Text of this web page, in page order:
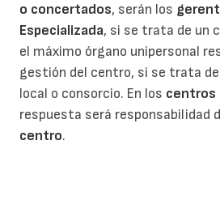
o concertados, serán los
Especializada, si se trata de un
el máximo órgano unipersonal
gestión del centro, si se trata
local o consorcio. En los centros
respuesta será responsabilidad
centro.